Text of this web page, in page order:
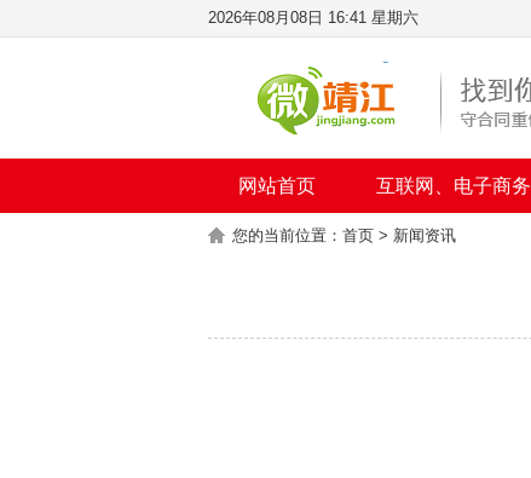
2026年08月08日 16:41 星期六
网站首页 互联网、电子商务
您的当前位置： 首页 > 新闻资讯